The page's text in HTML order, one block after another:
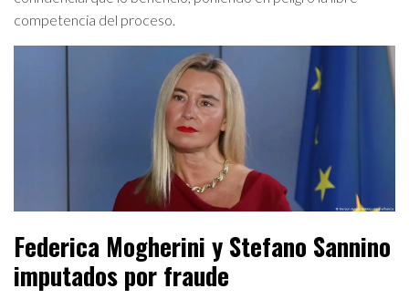
competencia del proceso.
Federica Mogherini y Stefano Sannino
imputados por fraude